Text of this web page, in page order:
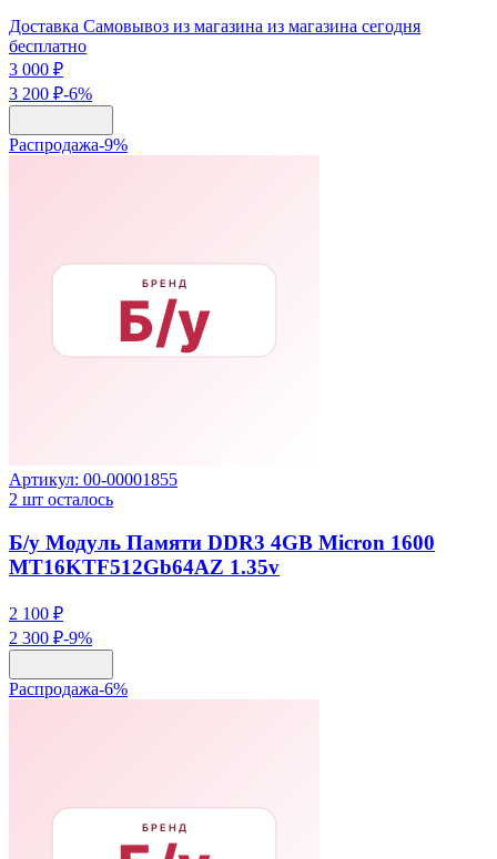
Доставка Самовывоз из магазина из магазина сегодня
бесплатно
3 000 ₽
3 200 ₽-6%
Распродажа-9%
Артикул: 00-00001855
2 шт осталось
Б/у Модуль Памяти DDR3 4GB Micron 1600
MT16KTF512Gb64AZ 1.35v
2 100 ₽
2 300 ₽-9%
Распродажа-6%